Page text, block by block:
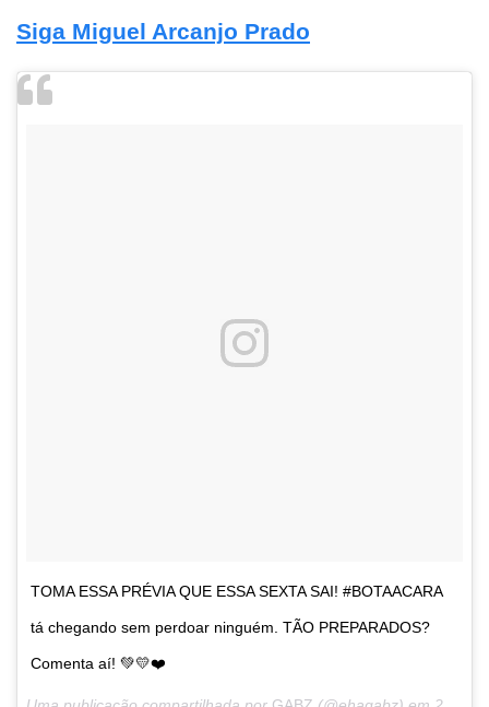
Siga Miguel Arcanjo Prado
TOMA ESSA PRÉVIA QUE ESSA SEXTA SAI! #BOTAACARA
tá chegando sem perdoar ninguém. TÃO PREPARADOS?
Comenta aí! 💚💛❤️